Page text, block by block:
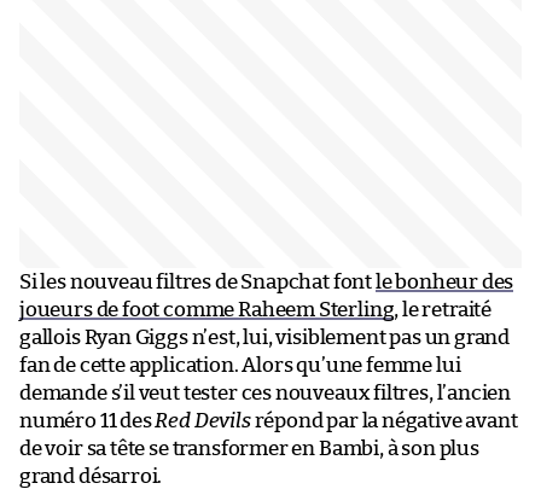
Si les nouveau filtres de Snapchat font le bonheur des
joueurs de foot comme Raheem Sterling, le retraité
gallois Ryan Giggs n’est, lui, visiblement pas un grand
fan de cette application. Alors qu’une femme lui
demande s’il veut tester ces nouveaux filtres, l’ancien
numéro 11 desRed Devilsrépond par la négative avant
de voir sa tête se transformer en Bambi, à son plus
grand désarroi.